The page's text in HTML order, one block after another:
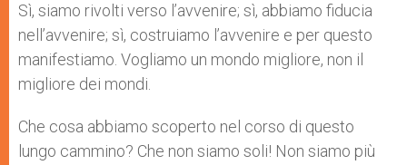
Sì, siamo rivolti verso l’avvenire; sì, abbiamo fiducia
nell’avvenire; sì, costruiamo l’avvenire e per questo
manifestiamo. Vogliamo un mondo migliore, non il
migliore dei mondi.
Che cosa abbiamo scoperto nel corso di questo
lungo cammino? Che non siamo soli! Non siamo più